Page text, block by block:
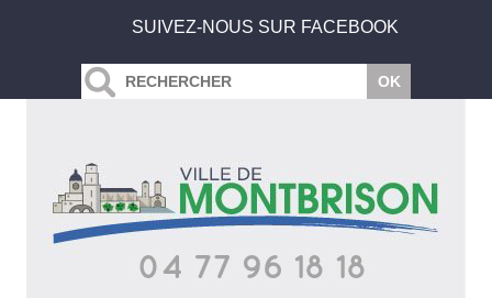
SUIVEZ-NOUS SUR FACEBOOK